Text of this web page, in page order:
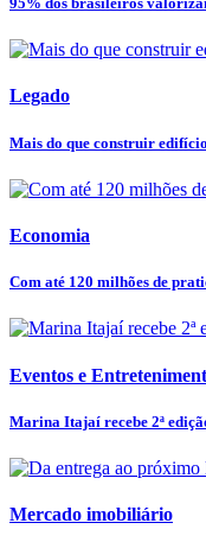
Legado
Mais do que construir
Economia
Com até 120 milhões de
Eventos e
Marina Itajaí recebe 2ª
Mercado imobiliário